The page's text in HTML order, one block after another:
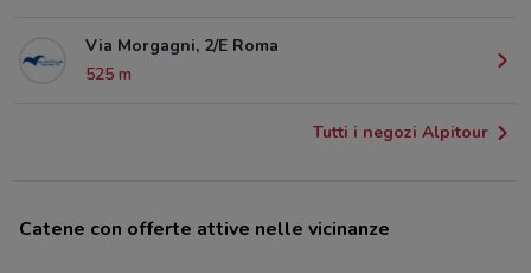
Via Morgagni, 2/E Roma
525 m
Tutti i negozi Alpitour
Catene con offerte attive nelle vicinanze